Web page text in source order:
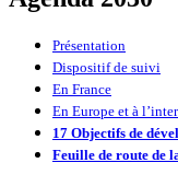
Présentation
Dispositif de suivi
En France
En Europe et à
17 Objectifs de
Feuille de route de